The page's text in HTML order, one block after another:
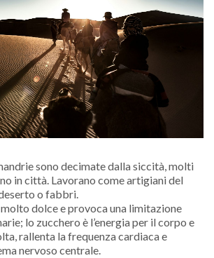
sono decimate dalla siccità, molti
in città. Lavorano come artigiani del
o fabbri.
dolce e provoca una limitazione
lo zucchero è l’energia per il corpo e
rallenta la frequenza cardiaca e
nervoso centrale.